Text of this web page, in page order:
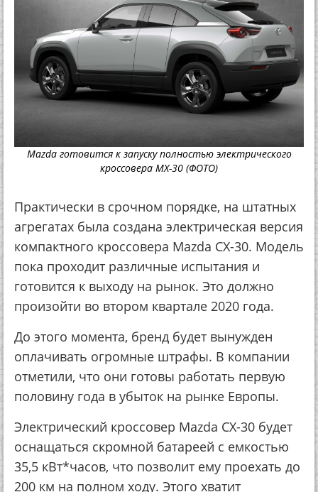
Mazda готовится к запуску полностью электрического
кроссовера MX-30 (ФОТО)
Практически в срочном порядке, на штатных
агрегатах была создана электрическая версия
компактного кроссовера Mazda CX-30. Модель
пока проходит различные испытания и
готовится к выходу на рынок. Это должно
произойти во втором квартале 2020 года.
До этого момента, бренд будет вынужден
оплачивать огромные штрафы. В компании
отметили, что они готовы работать первую
половину года в убыток на рынке Европы.
Электрический кроссовер Mazda CX-30 будет
оснащаться скромной батареей с емкостью
35,5 кВт*часов, что позволит ему проехать до
200 км на полном ходу. Этого хватит